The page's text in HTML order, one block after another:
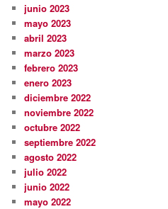
junio 2023
mayo 2023
abril 2023
marzo 2023
febrero 2023
enero 2023
diciembre 2022
noviembre 2022
octubre 2022
septiembre 2022
agosto 2022
julio 2022
junio 2022
mayo 2022